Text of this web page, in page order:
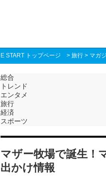
E START トップページ > 旅行 > マガ
総合
トレンド
エンタメ
旅行
経済
スポーツ
マザー牧場で誕生！
出かけ情報